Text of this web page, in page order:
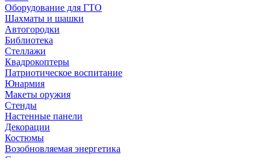
Оборудование для ГТО
Шахматы и шашки
Автогородки
Библиотека
Стеллажи
Квадрокоптеры
Патриотическое воспитание
Юнармия
Макеты оружия
Стенды
Настенные панели
Декорации
Костюмы
Возобновляемая энергетика